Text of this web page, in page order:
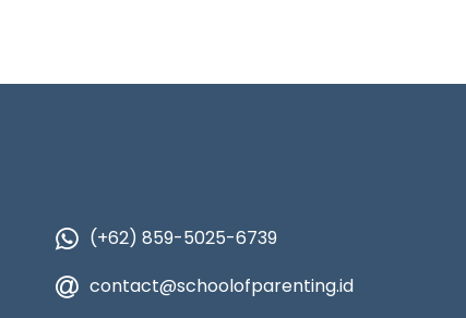
(+62) 859-5025-6739
contact@schoolofparenting.id